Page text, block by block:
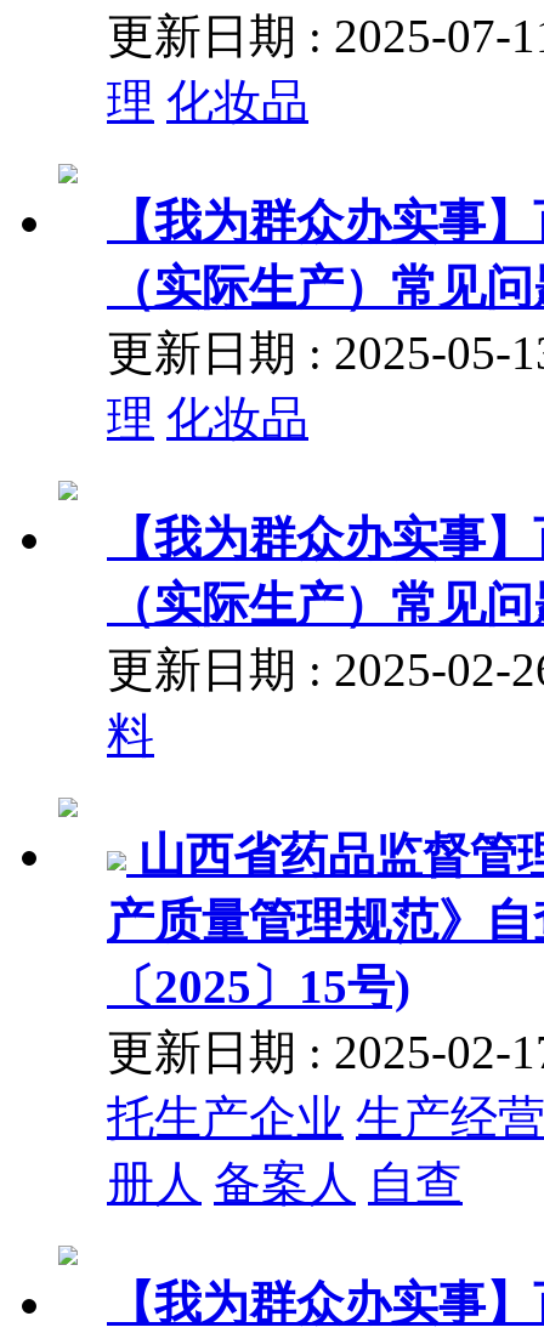
更新日期 : 2025-07-
理 化妆品
【我为群众办实事
（实际生产）常见
更新日期 : 2025-05-
理 化妆品
【我为群众办实事
（实际生产）常见
更新日期 : 2025-02-
料
山西省药品监督管
产质量管理规范》
〔2025〕15号)
更新日期 : 2025-02-
托生产企业 生产经营
册人 备案人 自查
【我为群众办实事